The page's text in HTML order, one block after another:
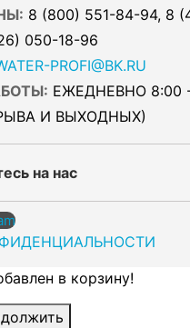
8 (800) 551-84-94, 8
050-18-96
PROFI@BK.RU
ЕЖЕДНЕВНО 8:00
И ВЫХОДНЫХ)
на нас
в корзину!